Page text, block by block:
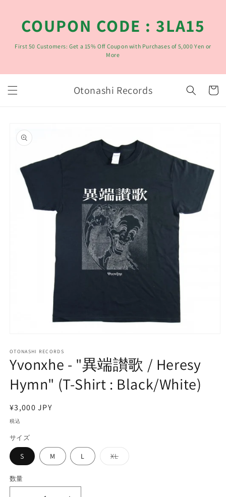
進む
COUPON CODE : 3LA15
First 50 Customers: Get a 15% Off Coupon with Purchases of 5,000 Yen or
More
Otonashi Records
カ
ー
報にス
キップ
ダ
ル
メ
デ
ア
(1)
開
OTONASHI RECORDS
Yvonxhe - "異端讃歌 / Heresy
Hymn" (T-Shirt : Black/White)
通
常
格
¥3,000 JPY
税込
サイズ
S M L XLバ
リ
数量